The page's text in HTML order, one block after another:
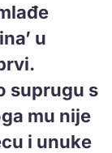
u
suprugu s
mu nije
i unuke